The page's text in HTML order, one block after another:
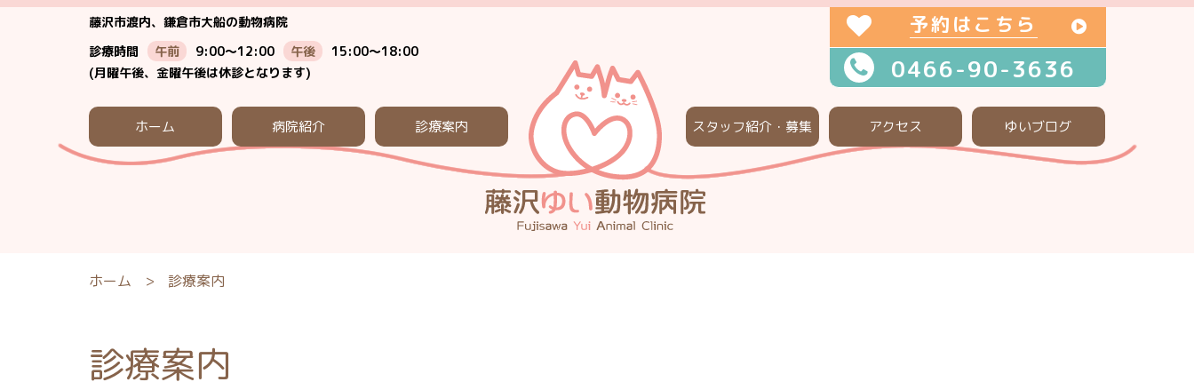
藤沢市渡内、鎌倉市大船の動物病院
診療時間
午前 9:00～12:00 午後
15:00～18:00
(月曜午後、金曜午後は休診となります)
予約はこちら
0466-90-3636
ホーム 病院紹介 診療案内 スタッフ紹介・募集 アクセス ゆいブログ
ホーム > 診療案内
診療案内